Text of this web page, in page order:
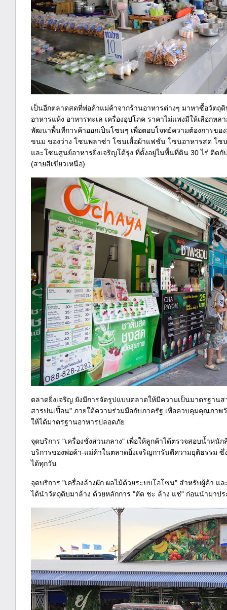
เป็นอีกตลาดสดที่พ่อค้าแม่ค้าจากร้านอาหารต่างๆ มาหาซื้อวัตถุ
อาหารแห้ง อาหารทะเล เครื่องอุปโภค ราคาไม่แพงมีให้เลือกห
พัฒนาพื้นที่การค้าออกเป็นโซนๆ เพื่อตอบโจทย์ความต้องการขอ
ขนม ของว่าง โซนพลาซ่า โซนเสื้อผ้าแฟชั่น โซนอาหารสด โ
และโซนศูนย์อาหารยิ่งเจริญโต้รุ่ง ที่ตั้งอยู่ในพื้นที่ดิน 30 ไร่ ติด
(สายสีเขียวเหนือ)
ตลาดยิ่งเจริญ ยังมีการจัดรูปแบบตลาดให้มีความเป็นมาตรฐาน
สารปนเปิ้อน" ภายใต้ความร่วมมือกับภาครัฐ เพื่อควบคุมคุณภาพ
ให้ได้มาตรฐานอาหารปลอดภัย
จุดบริการ "เครื่องชั่งส่วนกลาง" เพื่อให้ลูกค้าได้ตรวจสอบน้ำหนั
บริการของพ่อค้า-แม่ค้าในตลาดยิ่งเจริญการันตีความยุติธรรม ซึ่
ได้ทุกวัน
จุดบริการ "เครื่องล้างผัก ผลไม้ด้วยระบบโอโซน" สำหรับผู้ค้า แ
ได้นำวัตถุดิบมาล้าง ด้วยหลักการ "ตัด ชะ ล้าง แช่" ก่อนนำมาปร